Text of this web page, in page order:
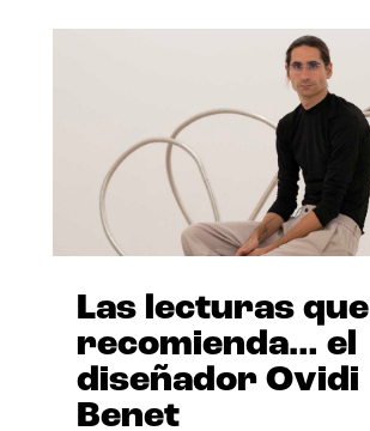
Las lecturas que
recomienda… el
diseñador Ovidi
Benet